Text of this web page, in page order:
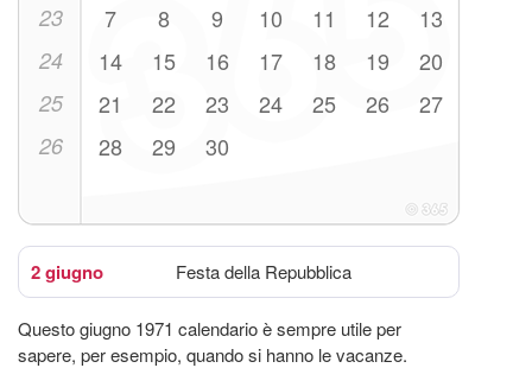
23 7 8 9 10 11 12 13
24 14 15 16 17 18 19 20
25 21 22 23 24 25 26 27
26 28 29 30
2 giugno Festa della Repubblica
Questo giugno 1971 calendario è sempre utile per
sapere, per esempio, quando si hanno le vacanze.